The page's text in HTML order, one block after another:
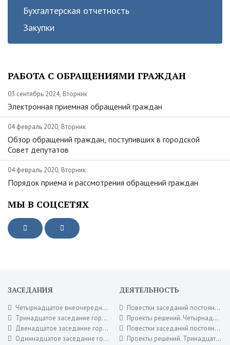
Бухгалтерская отчетность
Закупки
РАБОТА С ОБРАЩЕНИЯМИ ГРАЖДАН
03 сентябрь 2024, Вторник
Электронная приемная обращений граждан
04 февраль 2020, Вторник
Обзор обращений граждан, поступивших в городской
Совет депутатов
04 февраль 2020, Вторник
Порядок приема и рассмотрения обращений граждан
МЫ В СОЦСЕТЯХ
ЗАСЕДАНИЯ
Четырнадцатое внеочередное заседание городского Совета депутатов 16 июля 2026 года.
Тринадцатое заседание городского Совета депутатов 30 июня 2026 года.
Двенадцатое заседание городского Совета депутатов 26 мая 2026 года.
Одиннадцатое заседание городского Совета депутатов 28 апреля 2026 года.
ДЕЯТЕЛЬНОСТЬ
Повестки заседаний постоянных комиссий городского Совета депутатов. Июль 2026 года.
Проекты решений. Четырнадцатое внеочередное заседание городского Совета депутатов 16 июля 2026 года.
Повестки заседаний постоянных комиссий городского Совета депутатов. Июнь 2026 года.
Проекты решений. Тринадцатое заседание городского Совета депутатов 30 июня 2026 года.